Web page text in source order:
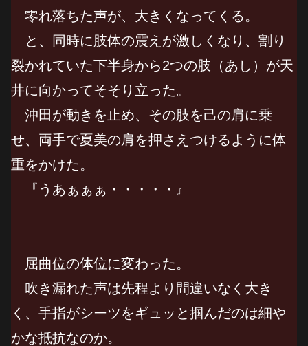
零れ落ちた声が、大きくなってくる。
と、同時に肢体の震えが激しくなり、割り
裂かれていた下半身から2つの肢（あし）が天
井に向かってそそり立った。
沖田が動きを止め、その肢を己の肩に乗
せ、両手で夏美の肩を押さえつけるように体
重をかけた。
『うあぁぁぁ・・・・・』
屈曲位の体位に変わった。
吹き漏れた声は先程より間違いなく大き
く、手指がシーツをギュッと掴んだのは細や
かな抵抗なのか。